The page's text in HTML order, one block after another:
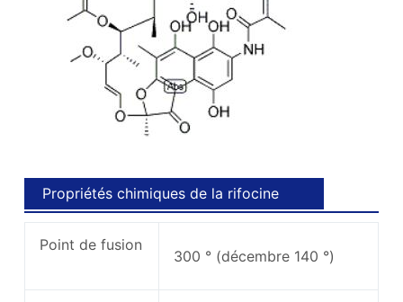
Propriétés chimiques de la rifocine
Point de fusion
300 ° (décembre 140 °)